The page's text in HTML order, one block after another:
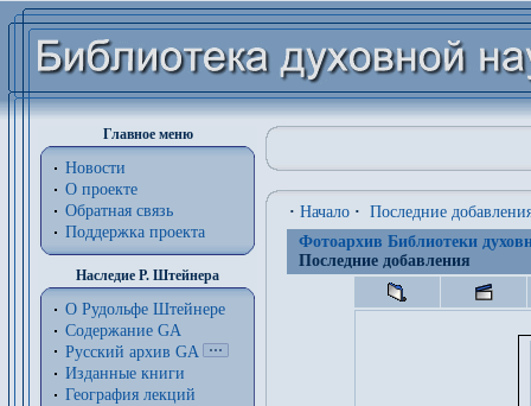
Главное меню
Новости
О проекте
Обратная связь
Поддержка проекта
Наследие Р. Штейнера
О Рудольфе Штейнере
Содержание GA
Русский архив GA
Изданные книги
География лекций
· Начало · Последние
Фотоархив Библиотеки
Последние добавления